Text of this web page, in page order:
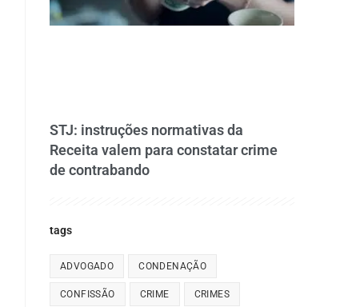
STJ: instruções normativas da
Receita valem para constatar crime
de contrabando
tags
ADVOGADO CONDENAÇÃO
CONFISSÃO CRIME CRIMES